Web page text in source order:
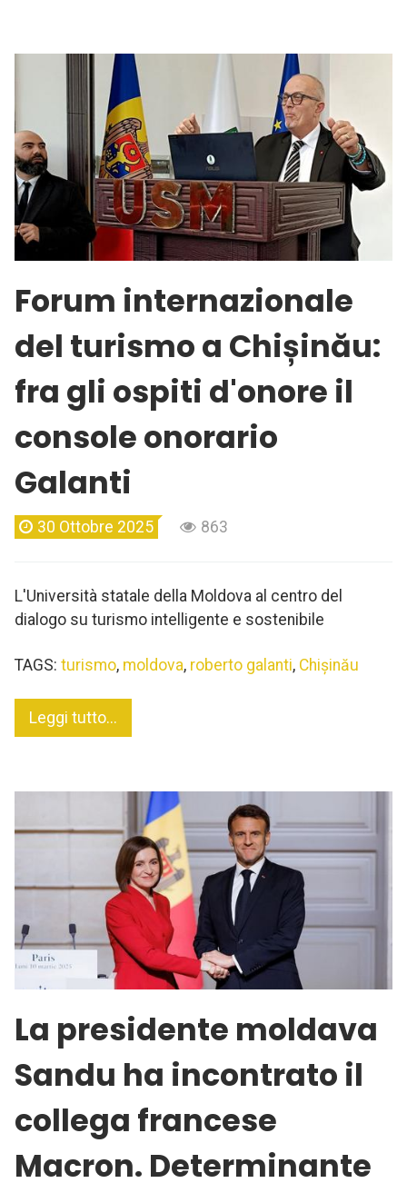
Forum internazionale
del turismo a Chișinău:
fra gli ospiti d'onore il
console onorario
Galanti
30 Ottobre 2025 863
L'Università statale della Moldova al centro del
dialogo su turismo intelligente e sostenibile
TAGS: turismo, moldova, roberto galanti, Chișinău
Leggi tutto...
La presidente moldava
Sandu ha incontrato il
collega francese
Macron. Determinante